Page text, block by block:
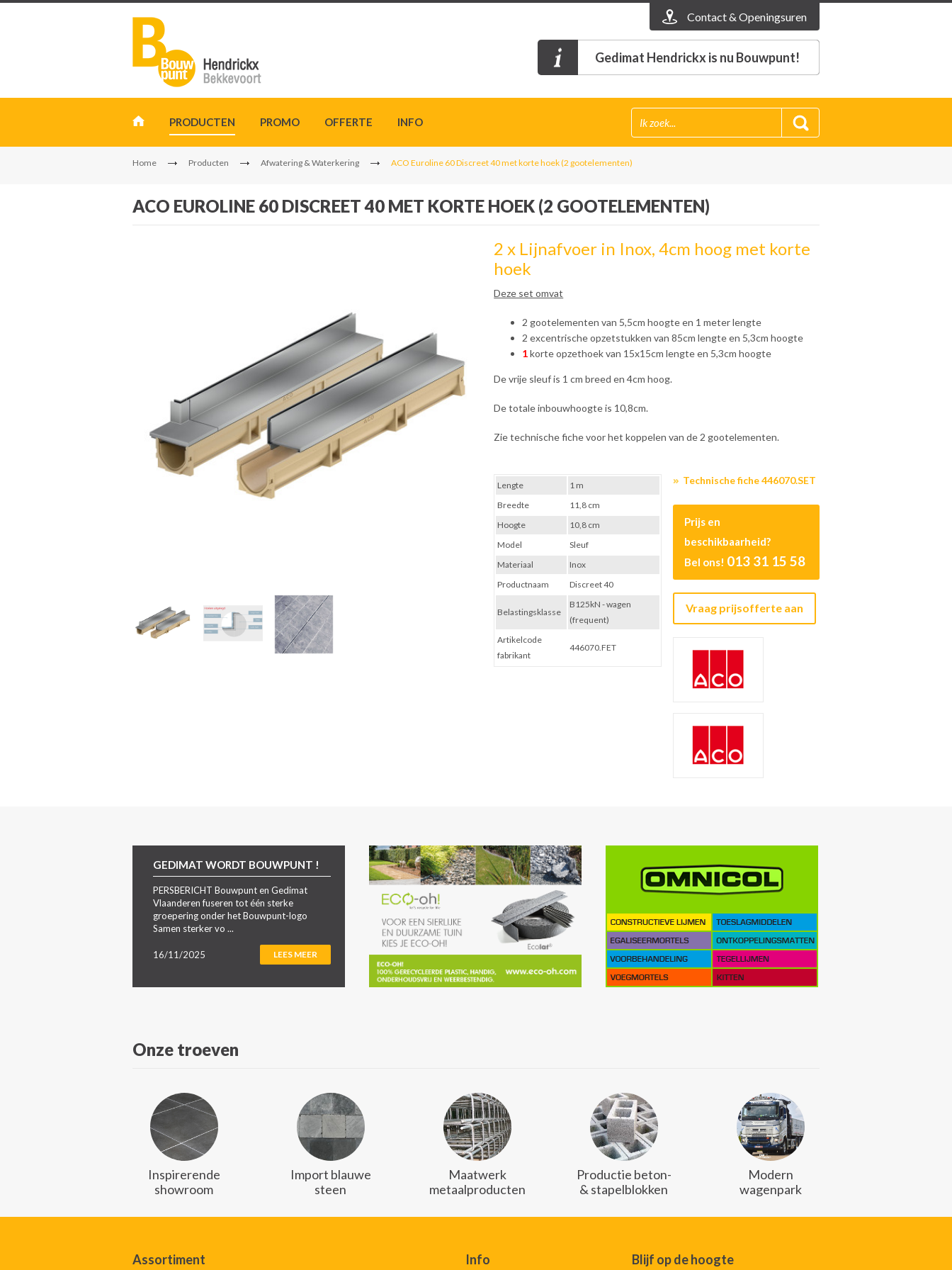
Contact & Openingsuren
Gedimat Hendrickx is nu Bouwpunt!
PRODUCTEN PROMO OFFERTE INFO
Home Producten Afwatering & Waterkering ACO Euroline 60 Discreet 40 met korte hoek (2 gootelementen)
ACO EUROLINE 60 DISCREET 40 MET KORTE HOEK (2 GOOTELEMENTEN)
2 x Lijnafvoer in Inox, 4cm hoog met korte
hoek
Deze set omvat
2 gootelementen van 5,5cm hoogte en 1 meter lengte
2 excentrische opzetstukken van 85cm lengte en 5,3cm hoogte
1korte opzethoek van 15x15cm lengte en 5,3cm hoogte
De vrije sleuf is 1 cm breed en 4cm hoog.
De totale inbouwhoogte is 10,8cm.
Zie technische fiche voor het koppelen van de 2 gootelementen.
Technische fiche 446070.SET
Prijs en
beschikbaarheid?
Bel ons! 013 31 15 58
Vraag prijsofferte aan
Lengte
1 m
Breedte
11,8 cm
Hoogte
10,8 cm
Model
Sleuf
Materiaal
Inox
Productnaam
Discreet 40
Belastingsklasse
B125kN - wagen
(frequent)
Artikelcode
fabrikant
446070.FET
GEDIMAT WORDT BOUWPUNT !
PERSBERICHT Bouwpunt en Gedimat
Vlaanderen fuseren tot één sterke
groepering onder het Bouwpunt-logo
Samen sterker vo ...
16/11/2025 LEES MEER
Onze troeven
Inspirerende
showroom
Import blauwe
steen
Maatwerk
metaalproducten
Productie beton-
& stapelblokken
Modern
wagenpark
Assortiment Info Blijf op de hoogte